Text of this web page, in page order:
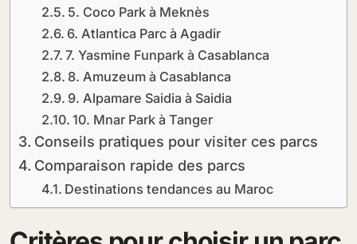
5. Coco Park à Meknès
6. Atlantica Parc à Agadir
7. Yasmine Funpark à Casablanca
8. Amuzeum à Casablanca
9. Alpamare Saidia à Saidia
10. Mnar Park à Tanger
Conseils pratiques pour visiter ces parcs
Comparaison rapide des parcs
Destinations tendances au Maroc